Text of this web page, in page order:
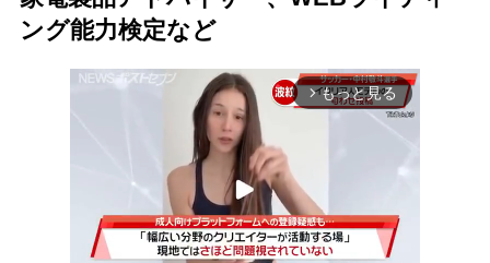
ング能力検定など
arrow_forward_ios もっと見る